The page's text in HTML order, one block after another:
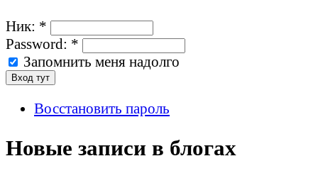
Ник: *
Password: *
Запомнить меня надолго
Восстановить пароль
Новые записи в блогах